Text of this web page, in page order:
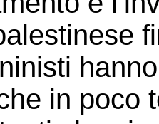
in poco